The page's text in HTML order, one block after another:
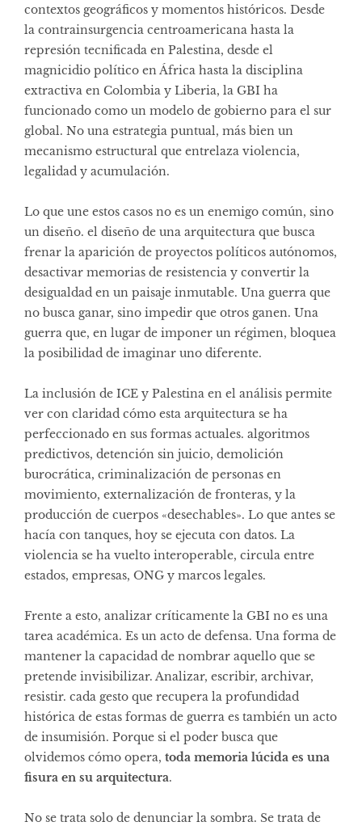
contextos geográficos y momentos históricos. Desde
la contrainsurgencia centroamericana hasta la
represión tecnificada en Palestina, desde el
magnicidio político en África hasta la disciplina
extractiva en Colombia y Liberia, la GBI ha
funcionado como un modelo de gobierno para el sur
global. No una estrategia puntual, más bien un
mecanismo estructural que entrelaza violencia,
legalidad y acumulación.
Lo que une estos casos no es un enemigo común, sino
un diseño. el diseño de una arquitectura que busca
frenar la aparición de proyectos políticos autónomos,
desactivar memorias de resistencia y convertir la
desigualdad en un paisaje inmutable. Una guerra que
no busca ganar, sino impedir que otros ganen. Una
guerra que, en lugar de imponer un régimen, bloquea
la posibilidad de imaginar uno diferente.
La inclusión de ICE y Palestina en el análisis permite
ver con claridad cómo esta arquitectura se ha
perfeccionado en sus formas actuales. algoritmos
predictivos, detención sin juicio, demolición
burocrática, criminalización de personas en
movimiento, externalización de fronteras, y la
producción de cuerpos «desechables». Lo que antes se
hacía con tanques, hoy se ejecuta con datos. La
violencia se ha vuelto interoperable, circula entre
estados, empresas, ONG y marcos legales.
Frente a esto, analizar críticamente la GBI no es una
tarea académica. Es un acto de defensa. Una forma de
mantener la capacidad de nombrar aquello que se
pretende invisibilizar. Analizar, escribir, archivar,
resistir. cada gesto que recupera la profundidad
histórica de estas formas de guerra es también un acto
de insumisión. Porque si el poder busca que
olvidemos cómo opera, toda memoria lúcida es una
fisura en su arquitectura.
No se trata solo de denunciar la sombra. Se trata de